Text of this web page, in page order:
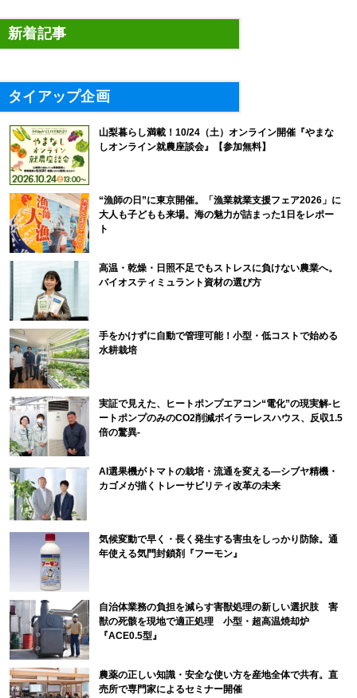
新着記事
タイアップ企画
山梨暮らし満載！10/24（土）オンライン開催『やまな
しオンライン就農座談会』【参加無料】
“漁師の日”に東京開催。「漁業就業支援フェア2026」に
大人も子どもも来場。海の魅力が詰まった1日をレポー
ト
高温・乾燥・日照不足でもストレスに負けない農業へ。
バイオスティミュラント資材の選び方
手をかけずに自動で管理可能！小型・低コストで始める
水耕栽培
実証で見えた、ヒートポンプエアコン“電化”の現実解-ヒ
ートポンプのみのCO2削減ボイラーレスハウス、反収1.5
倍の驚異-
AI選果機がトマトの栽培・流通を変える―シブヤ精機・
カゴメが描くトレーサビリティ改革の未来
気候変動で早く・長く発生する害虫をしっかり防除。通
年使える気門封鎖剤『フーモン』
自治体業務の負担を減らす害獣処理の新しい選択肢 害
獣の死骸を現地で適正処理 小型・超高温焼却炉
『ACE0.5型』
農薬の正しい知識・安全な使い方を産地全体で共有。直
売所で専門家によるセミナー開催